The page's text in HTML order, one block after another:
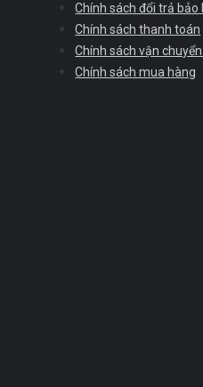
Chính sách đổi trả bảo
Chính sách thanh toán
Chính sách vận
Chính sách mua hàng